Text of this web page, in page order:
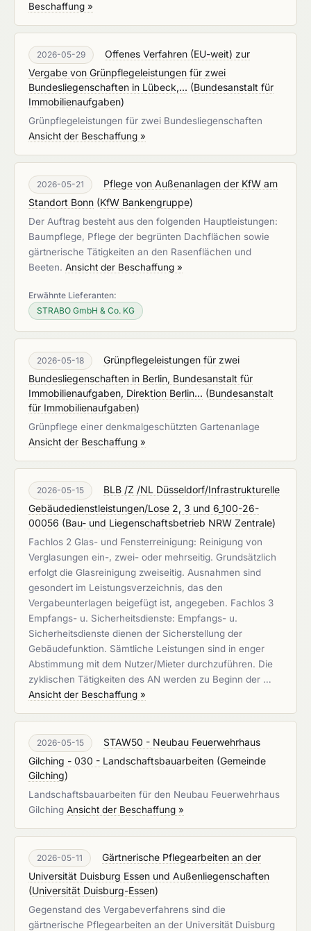
Beschaffung »
2026-05-29
Offenes Verfahren (EU-weit) zur
Vergabe von Grünpflegeleistungen für zwei
Bundesliegenschaften in Lübeck,... (Bundesanstalt für
Immobilienaufgaben)
Grünpflegeleistungen für zwei Bundesliegenschaften
Ansicht der Beschaffung »
2026-05-21
Pflege von Außenanlagen der KfW am
Standort Bonn (KfW Bankengruppe)
Der Auftrag besteht aus den folgenden Hauptleistungen:
Baumpflege, Pflege der begrünten Dachflächen sowie
gärtnerische Tätigkeiten an den Rasenflächen und
Beeten. Ansicht der Beschaffung »
Erwähnte Lieferanten:
STRABO GmbH & Co. KG
2026-05-18
Grünpflegeleistungen für zwei
Bundesliegenschaften in Berlin, Bundesanstalt für
Immobilienaufgaben, Direktion Berlin... (Bundesanstalt
für Immobilienaufgaben)
Grünpflege einer denkmalgeschützten Gartenanlage
Ansicht der Beschaffung »
2026-05-15
BLB /Z /NL Düsseldorf/Infrastrukturelle
Gebäudedienstleistungen/Lose 2, 3 und 6_100-26-
00056 (Bau- und Liegenschaftsbetrieb NRW Zentrale)
Fachlos 2 Glas- und Fensterreinigung: Reinigung von
Verglasungen ein-, zwei- oder mehrseitig. Grundsätzlich
erfolgt die Glasreinigung zweiseitig. Ausnahmen sind
gesondert im Leistungsverzeichnis, das den
Vergabeunterlagen beigefügt ist, angegeben. Fachlos 3
Empfangs- u. Sicherheitsdienste: Empfangs- u.
Sicherheitsdienste dienen der Sicherstellung der
Gebäudefunktion. Sämtliche Leistungen sind in enger
Abstimmung mit dem Nutzer/Mieter durchzuführen. Die
zyklischen Tätigkeiten des AN werden zu Beginn der …
Ansicht der Beschaffung »
2026-05-15
STAW50 - Neubau Feuerwehrhaus
Gilching - 030 - Landschaftsbauarbeiten (Gemeinde
Gilching)
Landschaftsbauarbeiten für den Neubau Feuerwehrhaus
Gilching Ansicht der Beschaffung »
2026-05-11
Gärtnerische Pflegearbeiten an der
Universität Duisburg Essen und Außenliegenschaften
(Universität Duisburg-Essen)
Gegenstand des Vergabeverfahrens sind die
gärtnerische Pflegearbeiten an der Universität Duisburg